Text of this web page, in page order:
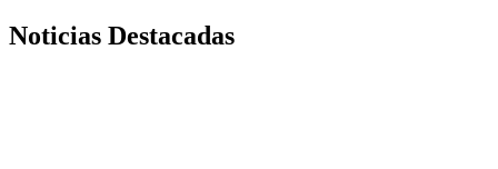
Noticias Destacadas